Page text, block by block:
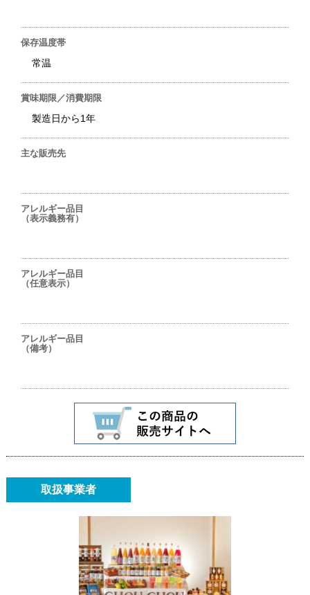
保存温度帯
常温
賞味期限／消費期限
製造日から1年
主な販売先
アレルギー品目
（表示義務有）
アレルギー品目
（任意表示）
アレルギー品目
（備考）
取扱事業者